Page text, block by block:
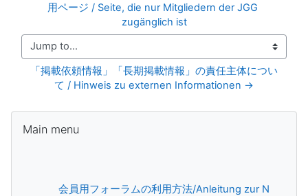
用ページ / Seite, die nur Mitgliedern der JGG
zugänglich ist
Jump to...
「掲載依頼情報」「長期掲載情報」の責任主体につい
て / Hinweis zu externen Informationen →
Blocks
Main menu
会員用フォーラムの利用方法/Anleitung zur N